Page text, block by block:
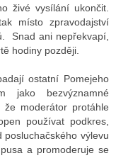
živé vysílání ukončit.
místo zpravodajství
Snad ani nepřekvapí,
hodiny později.
ostatní Pomejeho
jako bezvýznamné
moderátor protáhle
používat podkres,
výlevu
a promoderuje se